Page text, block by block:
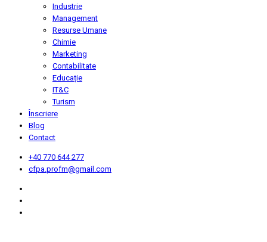
Industrie
Management
Resurse Umane
Chimie
Marketing
Contabilitate
Educație
IT&C
Turism
Înscriere
Blog
Contact
+40 770 644 277
cfpa.profm@gmail.com